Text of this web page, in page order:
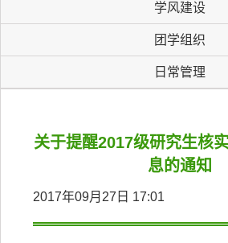
学风建设
团学组织
日常管理
关于提醒2017级研究生核
息的通知
2017年09月27日 17:01